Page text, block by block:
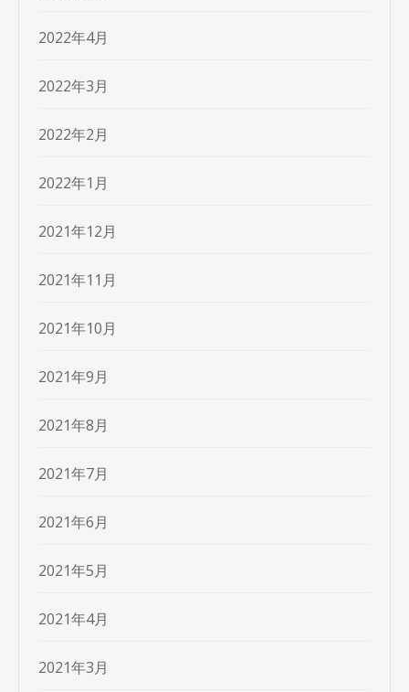
2022年4月
2022年3月
2022年2月
2022年1月
2021年12月
2021年11月
2021年10月
2021年9月
2021年8月
2021年7月
2021年6月
2021年5月
2021年4月
2021年3月